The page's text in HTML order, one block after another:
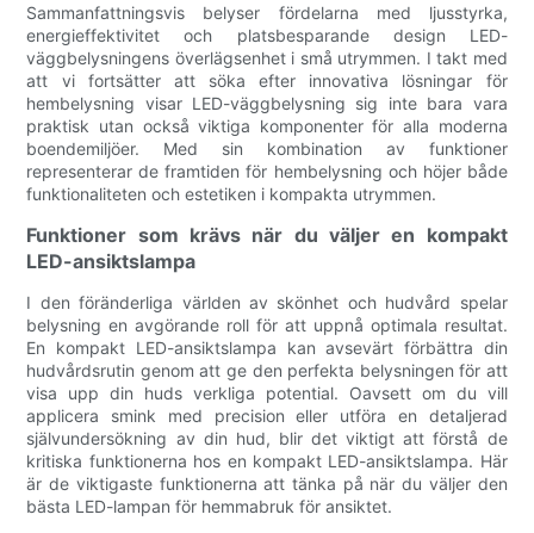
Sammanfattningsvis belyser fördelarna med ljusstyrka,
energieffektivitet och platsbesparande design LED-
väggbelysningens överlägsenhet i små utrymmen. I takt med
att vi fortsätter att söka efter innovativa lösningar för
hembelysning visar LED-väggbelysning sig inte bara vara
praktisk utan också viktiga komponenter för alla moderna
boendemiljöer. Med sin kombination av funktioner
representerar de framtiden för hembelysning och höjer både
funktionaliteten och estetiken i kompakta utrymmen.
Funktioner som krävs när du väljer en kompakt
LED-ansiktslampa
I den föränderliga världen av skönhet och hudvård spelar
belysning en avgörande roll för att uppnå optimala resultat.
En kompakt LED-ansiktslampa kan avsevärt förbättra din
hudvårdsrutin genom att ge den perfekta belysningen för att
visa upp din huds verkliga potential. Oavsett om du vill
applicera smink med precision eller utföra en detaljerad
självundersökning av din hud, blir det viktigt att förstå de
kritiska funktionerna hos en kompakt LED-ansiktslampa. Här
är de viktigaste funktionerna att tänka på när du väljer den
bästa LED-lampan för hemmabruk för ansiktet.